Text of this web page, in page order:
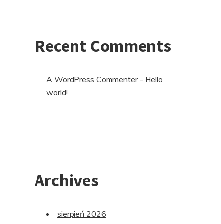
Recent Comments
A WordPress Commenter- Hello
world!
Archives
sierpień 2026